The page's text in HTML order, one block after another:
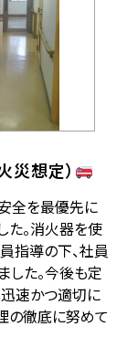
災想定）
全を最優先に
た。消火器を使
指導の下、社員
した。今後も定
速かつ適切に
の徹底に努めて